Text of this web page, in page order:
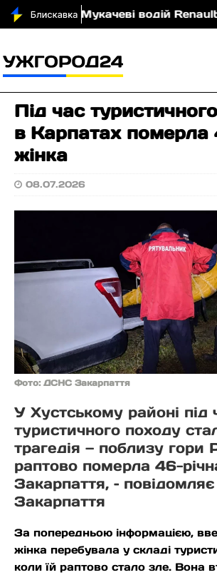
У Мукачеві водій Renault
Під час
в Карпатах померла
жінка
08.07.2026
Фото: ДСНС Закарпаття
У Хустському районі під
туристичного походу
трагедія — поблизу гори
раптово померла 46-
Закарпаття, –
Закарпаття
За попередньою інформацією,
жінка перебувала у складі
коли їй раптово стало зле. Вона